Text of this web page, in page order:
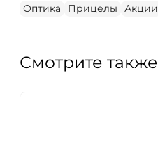
Оптика
Прицелы Акции
Смотрите также